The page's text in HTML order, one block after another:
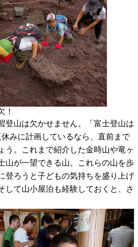
！
登山は欠かせません。「富士登山は
みに計画しているなら、直前まで
う。これまで紹介した金時山や竜ヶ
山が一望できる山。これらの山を歩
登ろうと子どもの気持ちを盛り上げ
して山小屋泊も経験しておくと、さ